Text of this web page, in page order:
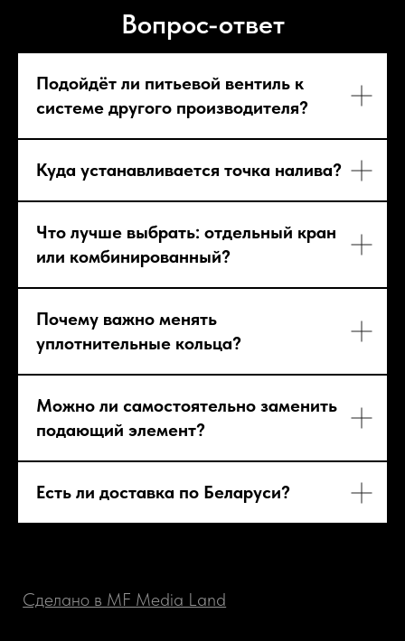
Вопрос-ответ
Подойдёт ли питьевой вентиль к
системе другого производителя?
Куда устанавливается точка налива?
Что лучше выбрать: отдельный кран
или комбинированный?
Почему важно менять
уплотнительные кольца?
Можно ли самостоятельно заменить
подающий элемент?
Есть ли доставка по Беларуси?